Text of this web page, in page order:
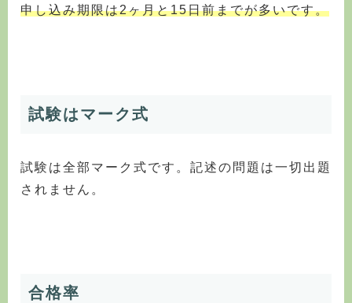
申し込み期限は2ヶ月と15日前までが多いです。
試験はマーク式
試験は全部マーク式です。記述の問題は一切出題
されません。
合格率